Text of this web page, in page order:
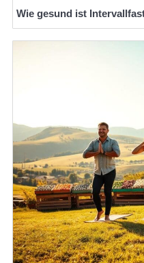
Wie gesund ist